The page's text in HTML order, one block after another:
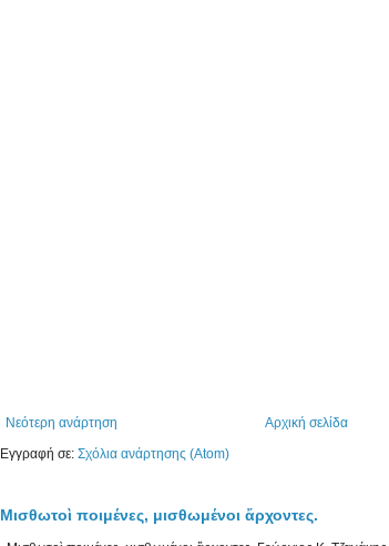
Νεότερη ανάρτηση
Αρχική σελίδα
Εγγραφή σε: Σχόλια ανάρτησης (Atom)
Μισθωτοὶ ποιμένες, μισθωμένοι ἄρχοντες.